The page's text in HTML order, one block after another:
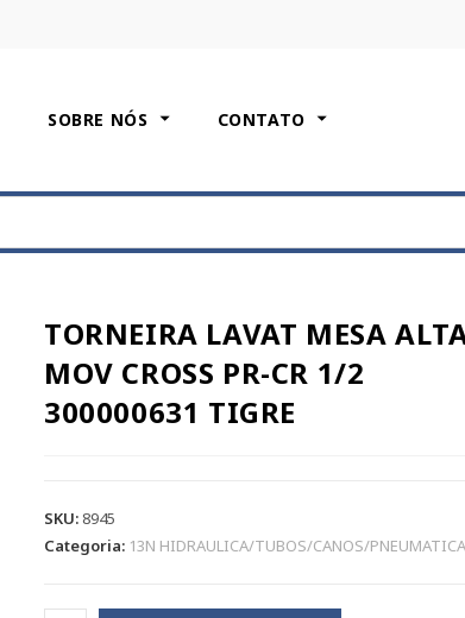
SOBRE NÓS CONTATO
TORNEIRA LAVAT MESA
MOV CROSS PR-CR 1/2
300000631 TIGRE
SKU: 8945
Categoria: 13N HIDRAULICA/TUBOS/CANOS/